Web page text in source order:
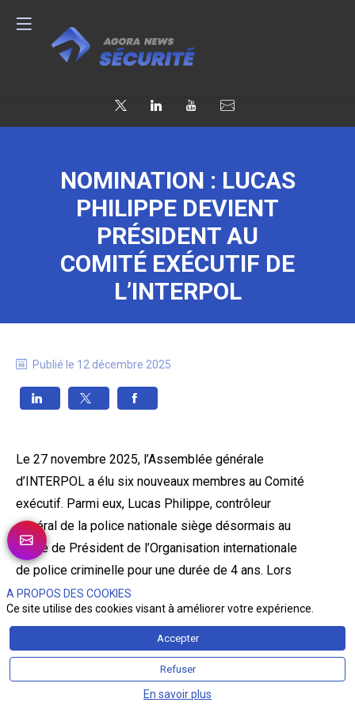
NOMINATION : LUCAS
PHILIPPE DEVIENT
PRÉSIDENT AU
COMITÉ EXÉCUTIF DE
L’INTERPOL
Publié le 12 décembre 2025
Le 27 novembre 2025, l’Assemblée générale
d’INTERPOL a élu six nouveaux membres au Comité
exécutif. Parmi eux, Lucas Philippe, contrôleur
général de la police nationale siège désormais au
poste de Président de l’Organisation internationale
de police criminelle pour une durée de 4 ans. Lors
de son discours, il a affirmé que
criminalité transnationale de plus en plus complexe,
renforcer les structures de gouvernance d’INTERPOL
est plus important que jamais ».
A PROPOS DES COOKIES
Ce site utilise des cookies visant à améliorer votre expérience.
Accepter
Refuser
En savoir plus